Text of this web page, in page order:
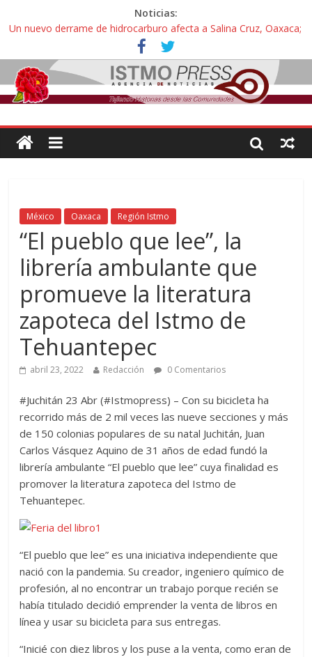
Noticias:
Un nuevo derrame de hidrocarburo afecta a Salina Cruz, Oaxaca;
ahora pescadores de Salinas del Marqués denuncian daños de
Pemex
Ángel, el joven autista expulsado por la Universidad Bienestar de
Ixtepec, Oaxaca vuelve a las aulas tras amparo
Familiares de periodista Alejandro Leyva se reúnen con titular de
intelectuales de su asesinato
Alertan pescadores de Juchitán, Oaxaca de nuevo despojo de su
México Oaxaca Región Istmo
“El pueblo que lee”, la
librería ambulante que
promueve la literatura
zapoteca del Istmo de
Tehuantepec
abril 23, 2022 Redacción 0 Comentarios
#Juchitán 23 Abr (#Istmopress) – Con su bicicleta ha
recorrido más de 2 mil veces las nueve secciones y más
de 150 colonias populares de su natal Juchitán, Juan
Carlos Vásquez Aquino de 31 años de edad fundó la
librería ambulante “El pueblo que lee” cuya finalidad es
promover la literatura zapoteca del Istmo de
Tehuantepec.
“El pueblo que lee” es una iniciativa independiente que
nació con la pandemia. Su creador, ingeniero químico de
profesión, al no encontrar un trabajo porque recién se
había titulado decidió emprender la venta de libros en
línea y usar su bicicleta para sus entregas.
“Inicié con diez libros y los puse a la venta, como eran de